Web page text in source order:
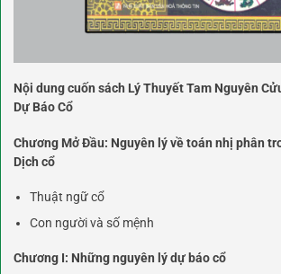
Nội dung cuốn sách Lý Thuyết Tam Nguyên
Dự Báo Cổ
Chương Mở Đầu: Nguyên lý về toán nhị phân
Dịch cổ
Thuật ngữ cổ
Con người và số mệnh
Chương I: Những nguyên lý dự báo cổ